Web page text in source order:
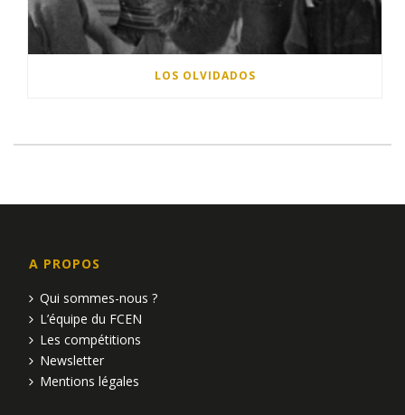
LOS OLVIDADOS
A PROPOS
Qui sommes-nous ?
L’équipe du FCEN
Les compétitions
Newsletter
Mentions légales